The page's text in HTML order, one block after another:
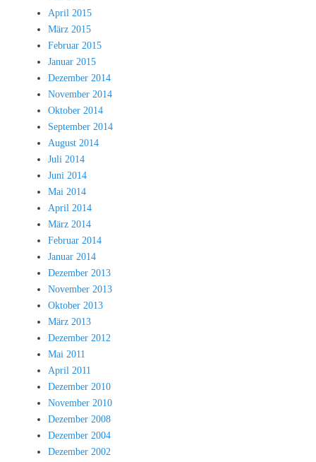
April 2015
März 2015
Februar 2015
Januar 2015
Dezember 2014
November 2014
Oktober 2014
September 2014
August 2014
Juli 2014
Juni 2014
Mai 2014
April 2014
März 2014
Februar 2014
Januar 2014
Dezember 2013
November 2013
Oktober 2013
März 2013
Dezember 2012
Mai 2011
April 2011
Dezember 2010
November 2010
Dezember 2008
Dezember 2004
Dezember 2002